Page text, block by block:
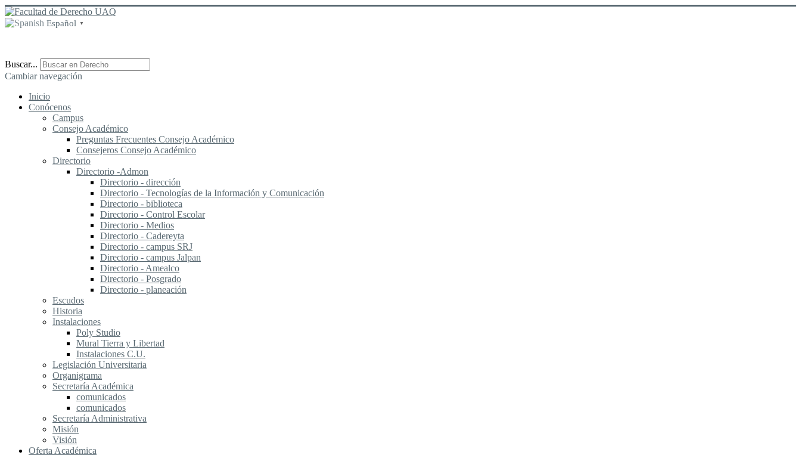
Español ▼
Buscar...
Cambiar navegación
Inicio
Conócenos
Campus
Consejo Académico
Preguntas Frecuentes Consejo Académico
Consejeros Consejo Académico
Directorio
Directorio -Admon
Directorio - dirección
Directorio - Tecnologías de la Información y Comunicación
Directorio - biblioteca
Directorio - Control Escolar
Directorio - Medios
Directorio - Cadereyta
Directorio - campus SRJ
Directorio - campus Jalpan
Directorio - Amealco
Directorio - Posgrado
Directorio - planeación
Escudos
Historia
Instalaciones
Poly Studio
Mural Tierra y Libertad
Instalaciones C.U.
Legislación Universitaria
Organigrama
Secretaría Académica
comunicados
comunicados
Secretaría Administrativa
Misión
Visión
Oferta Académica